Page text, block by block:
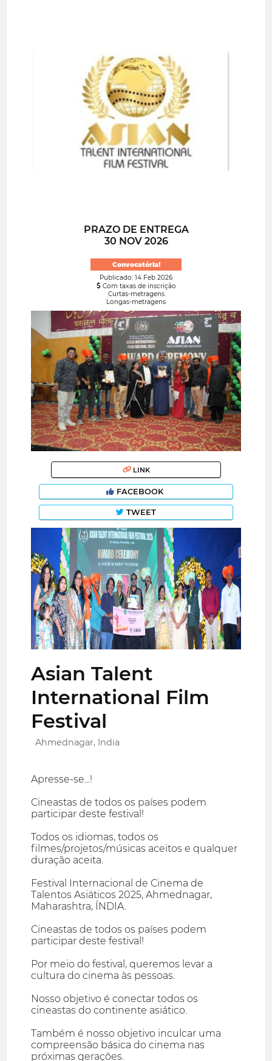
PRAZO DE ENTREGA
30 NOV 2026
Convocatória!
Publicado: 14 Feb 2026
Com taxas de inscrição
Curtas-metragens
Longas-metragens
LINK
FACEBOOK
TWEET
Asian Talent
International Film
Festival
Ahmednagar, India
Apresse-se...!
Cineastas de todos os países podem
participar deste festival!
Todos os idiomas, todos os
filmes/projetos/músicas aceitos e qualquer
duração aceita.
Festival Internacional de Cinema de
Talentos Asiáticos 2025, Ahmednagar,
Maharashtra, ÍNDIA.
Cineastas de todos os países podem
participar deste festival!
Por meio do festival, queremos levar a
cultura do cinema às pessoas.
Nosso objetivo é conectar todos os
cineastas do continente asiático.
Também é nosso objetivo inculcar uma
compreensão básica do cinema nas
próximas gerações.